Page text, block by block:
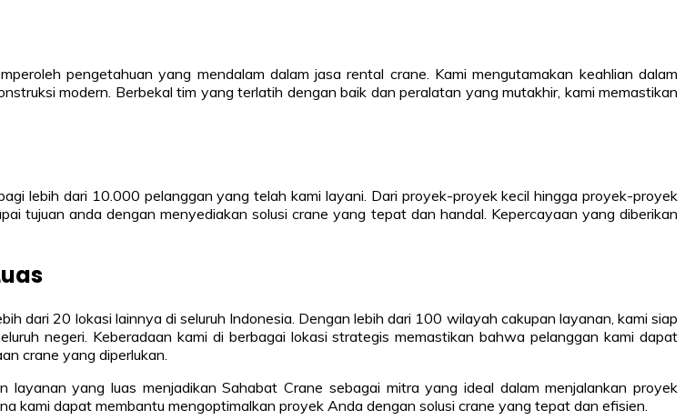
pengetahuan yang mendalam dalam jasa rental crane. Kami mengutamakan keahlian dalam
modern. Berbekal tim yang terlatih dengan baik dan peralatan yang mutakhir, kami memastikan
lebih dari 10.000 pelanggan yang telah kami layani. Dari proyek-proyek kecil hingga proyek-proyek
tujuan anda dengan menyediakan solusi crane yang tepat dan handal. Kepercayaan yang diberikan
dari 20 lokasi lainnya di seluruh Indonesia. Dengan lebih dari 100 wilayah cakupan layanan, kami siap
negeri. Keberadaan kami di berbagai lokasi strategis memastikan bahwa pelanggan kami dapat
crane yang diperlukan.
layanan yang luas menjadikan Sahabat Crane sebagai mitra yang ideal dalam menjalankan proyek
kami dapat membantu mengoptimalkan proyek Anda dengan solusi crane yang tepat dan efisien.